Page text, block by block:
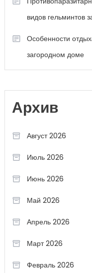
видов гельминтов
Особенности
загородном доме
Архив
Август 2026
Июль 2026
Июнь 2026
Май 2026
Апрель 2026
Март 2026
Февраль 2026